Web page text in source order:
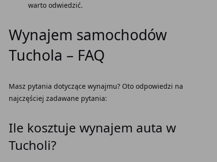
warto odwiedzić.
Wynajem samochodów
Tuchola – FAQ
Masz pytania dotyczące wynajmu? Oto odpowiedzi na
najczęściej zadawane pytania:
Ile kosztuje wynajem auta w
Tucholi?